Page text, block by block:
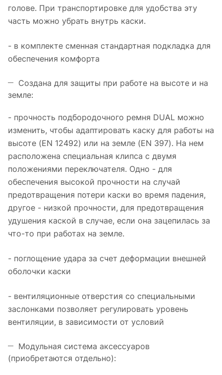
голове. При транспортировке для удобства эту
часть можно убрать внутрь каски.
- в комплекте сменная стандартная подкладка для
обеспечения комфорта
Создана для защиты при работе на высоте и на
земле:
- прочность подбородочного ремня DUAL можно
изменить, чтобы адаптировать каску для работы на
высоте (EN 12492) или на земле (EN 397). На нем
расположена специальная клипса с двумя
положениями переключателя. Одно - для
обеспечения высокой прочности на случай
предотвращения потери каски во время падения,
другое - низкой прочности, для предотвращения
удушения каской в случае, если она зацепилась за
что-то при работах на земле.
- поглощение удара за счет деформации внешней
оболочки каски
- вентиляционные отверстия со специальными
заслонками позволяет регулировать уровень
вентиляции, в зависимости от условий
Модульная система аксессуаров
(приобретаются отдельно):